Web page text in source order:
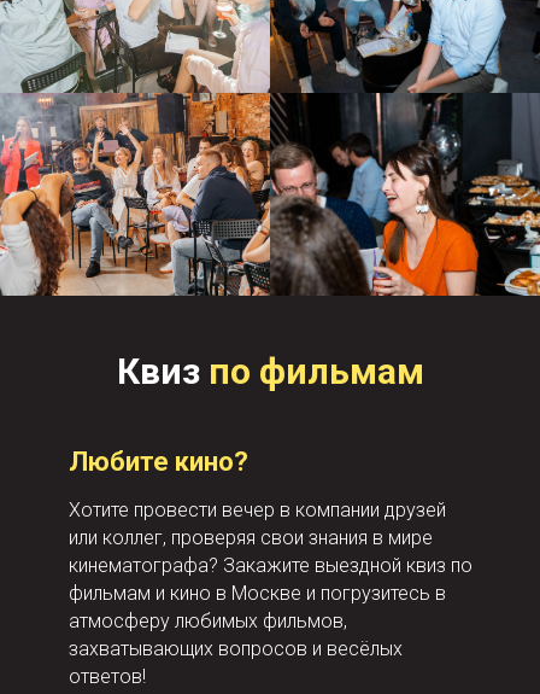
Квиз по фильмам
Хотите провести вечер в компании друзей
или коллег, проверяя свои знания в мире
кинематографа? Закажите выездной квиз по
фильмам и кино в Москве и погрузитесь в
атмосферу любимых фильмов,
захватывающих вопросов и весёлых
ответов!
Любите кино?